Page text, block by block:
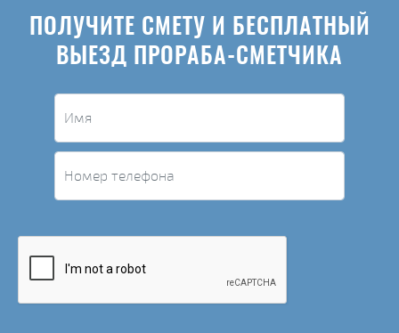
ПОЛУЧИТЕ СМЕТУ И БЕСПЛАТНЫЙ
ВЫЕЗД ПРОРАБА-СМЕТЧИКА